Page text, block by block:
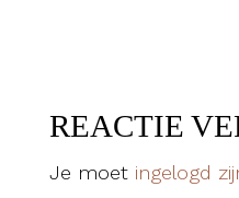
REACTIE
Je moet ingelogd